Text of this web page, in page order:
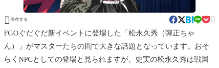
 保存する 
FGOぐだぐだ新イベントに登場した「松永久秀（弾正ちゃ
ん）」がマスターたちの間で大きな話題となっています。おそ
らくNPCとしての登場と見られますが、史実の松永久秀は戦国